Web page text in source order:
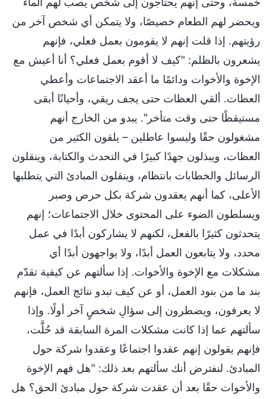
ويحضر لهم الطعام خصيصًا، ولا يتمكن أي شخص آخر من
رؤيتهم. إذا قلت إنهم لا يقومون بعمل فعلي، فإنهم
يشعرون بالظلم: "كيف لا أقوم بعمل فعلي؟ أنا أعيش مع
الإخوة والأخوات ودائمًا ما أعقد الاجتماعات وأعطي
العظات. ألقي العظات حتى يجف ريقي، وأحيانًا أبقى
مستيقظًا حتى وقت متأخر". يبدو من الخارج أنهم
مشغولون حقًا وليسوا عاطلين – يلقون الكثير من
العظات، ويبذلون جهدًا كبيرًا في التحدث والكتابة، وينقلون
الرسائل والخطابات بانتظام، وينقلون المبادئ التي يتطلبها
الأعلى، كما أنهم يعقدون شركة بكل حرص وصبر
ويسلطون الضوء على المحتوى خلال الاجتماعات؛ إنهم
يتحدثون كثيرًا بالفعل، لكنهم لا يشاركون أبدًا في عمل
محدد، ولا يتابعون العمل أبدًا، ولا يواجهون أبدًا أي
مشكلات مع الإخوة والأخوات. إذا سألتهم عن كيفية تقدّم
بند ما من بنود العمل، أو عن كيف تبدو نتائج العمل، فإنهم
لا يعرفون، ويضطرون إلى سؤالِ شخصٍ آخر أولًا. وإذا
سألتهم عما إذا كانت مشكلات المرة السابقة قد حُلَّت،
فإنهم يقولون إنهم عقدوا اجتماعًا وعقدوا شركة حول
المبادئ. لنفترض أنك سألتهم بعد ذلك: "هل فهم الإخوة
والأخوات حقًا بعد أن عقدت شركة حول مبادئ الحق؟ هل